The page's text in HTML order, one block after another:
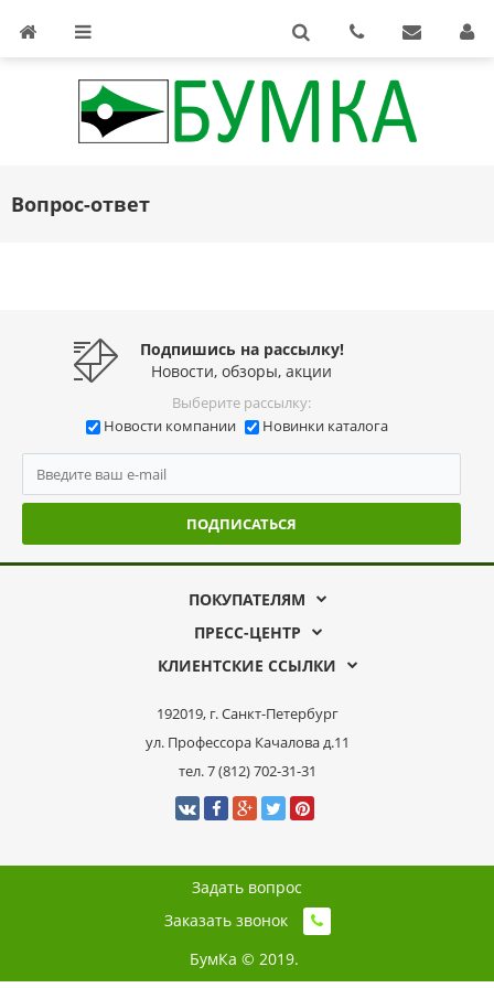
Вопрос-ответ
Подпишись на рассылку!
Новости, обзоры, акции
Выберите рассылку:
Новости компании
Новинки каталога
ПОДПИСАТЬСЯ
ПОКУПАТЕЛЯМ
ПРЕСС-ЦЕНТР
КЛИЕНТСКИЕ ССЫЛКИ
192019, г. Санкт-Петербург
ул. Профессора Качалова д.11
тел. 7 (812) 702-31-31
Задать вопрос
Заказать звонок
БумКа © 2019.